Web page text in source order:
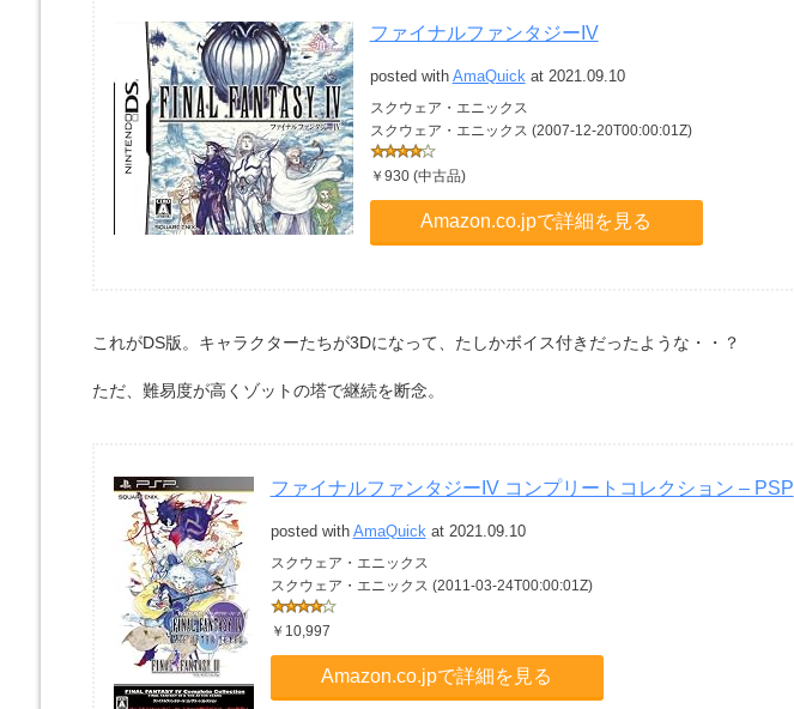
ファイナルファンタジーIV
posted with AmaQuickat 2021.09.10
スクウェア・エニックス
スクウェア・エニックス (2007-12-20T00:00:01Z)
￥930 (中古品)
Amazon.co.jpで詳細を見る
これがDS版。キャラクターたちが3Dになって、たしかボイス付きだったような・・？
ただ、難易度が高くゾットの塔で継続を断念。
ファイナルファンタジーIV コンプリートコレクション – PSP
posted with AmaQuickat 2021.09.10
スクウェア・エニックス
スクウェア・エニックス (2011-03-24T00:00:01Z)
￥10,997
Amazon.co.jpで詳細を見る